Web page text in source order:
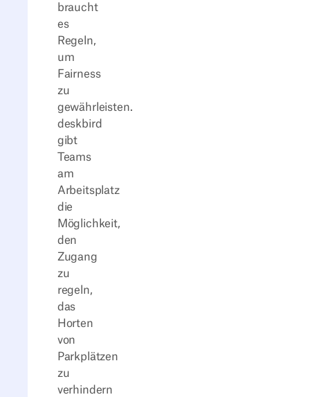
braucht
es
Regeln,
um
Fairness
zu
gewährleisten.
deskbird
gibt
Teams
am
Arbeitsplatz
die
Möglichkeit,
den
Zugang
zu
regeln,
das
Horten
von
Parkplätzen
zu
verhindern